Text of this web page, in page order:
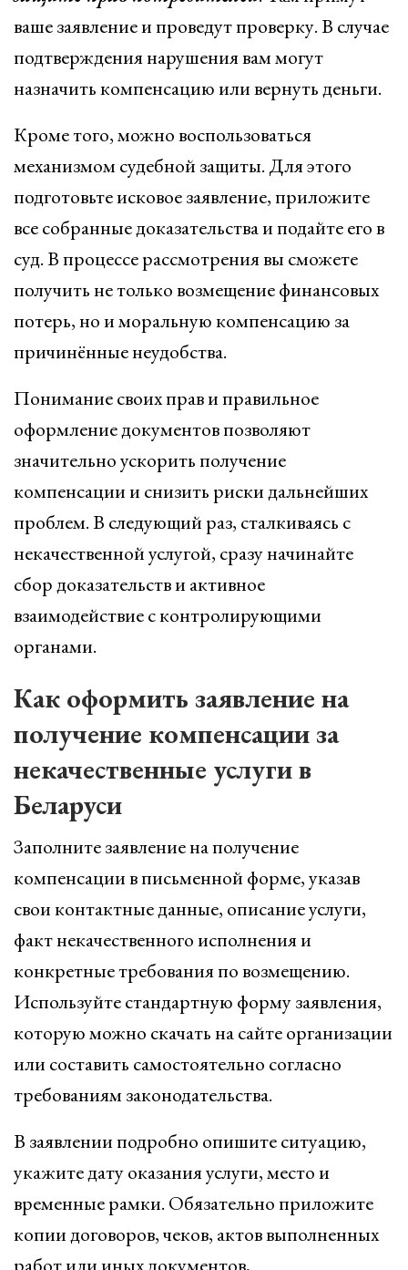
ваше заявление и проведут проверку. В случае
подтверждения нарушения вам могут
назначить компенсацию или вернуть деньги.
Кроме того, можно воспользоваться
механизмом судебной защиты. Для этого
подготовьте исковое заявление, приложите
все собранные доказательства и подайте его в
суд. В процессе рассмотрения вы сможете
получить не только возмещение финансовых
потерь, но и моральную компенсацию за
причинённые неудобства.
Понимание своих прав и правильное
оформление документов позволяют
значительно ускорить получение
компенсации и снизить риски дальнейших
проблем. В следующий раз, сталкиваясь с
некачественной услугой, сразу начинайте
сбор доказательств и активное
взаимодействие с контролирующими
органами.
Как оформить заявление на
получение компенсации за
некачественные услуги в
Беларуси
Заполните заявление на получение
компенсации в письменной форме, указав
свои контактные данные, описание услуги,
факт некачественного исполнения и
конкретные требования по возмещению.
Используйте стандартную форму заявления,
которую можно скачать на сайте организации
или составить самостоятельно согласно
требованиям законодательства.
В заявлении подробно опишите ситуацию,
укажите дату оказания услуги, место и
временные рамки. Обязательно приложите
копии договоров, чеков, актов выполненных